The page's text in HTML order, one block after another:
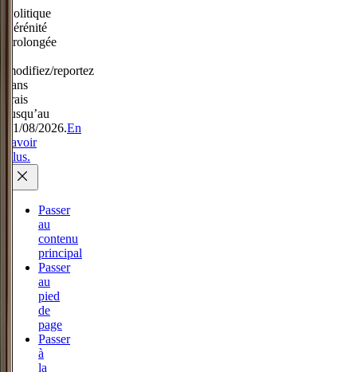
Politique
Sérénité
prolongée
modifiez/reportez
sans
frais
jusqu’au
31/08/2026.En
savoir
plus.
Passer
au
contenu
principal
Passer
au
pied
de
page
Passer
à
la